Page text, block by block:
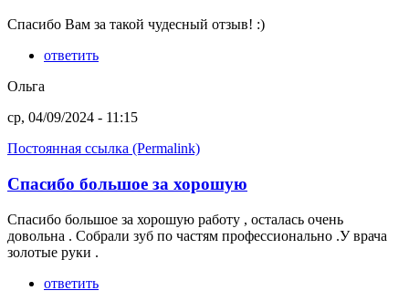
Спасибо Вам за такой чудесный отзыв! :)
ответить
Ольга
ср, 04/09/2024 - 11:15
Постоянная ссылка (Permalink)
Спасибо большое за хорошую
Спасибо большое за хорошую работу , осталась очень
довольна . Собрали зуб по частям профессионально .У врача
золотые руки .
ответить